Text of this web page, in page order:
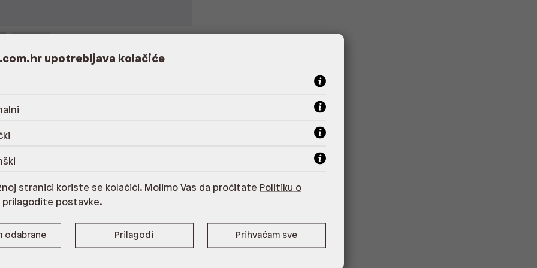
poliester,uložna tabanica 100%
odgovarajućim Aldo proizvodom za njegu
upotrebljava kolačiće
stranici koriste se kolačići. Molimo Vas da pročitate Politiku o
prilagodite postavke.
odabrane Prilagodi Prihvaćam sve